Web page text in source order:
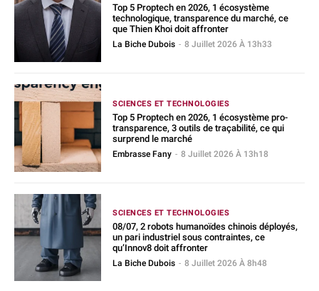
Top 5 Proptech en 2026, 1 écosystème
technologique, transparence du marché, ce
que Thien Khoi doit affronter
La Biche Dubois - 8 Juillet 2026 À 13h33
SCIENCES ET TECHNOLOGIES
Top 5 Proptech en 2026, 1 écosystème pro-
transparence, 3 outils de traçabilité, ce qui
surprend le marché
Embrasse Fany - 8 Juillet 2026 À 13h18
SCIENCES ET TECHNOLOGIES
08/07, 2 robots humanoïdes chinois déployés,
un pari industriel sous contraintes, ce
qu’Innov8 doit affronter
La Biche Dubois - 8 Juillet 2026 À 8h48